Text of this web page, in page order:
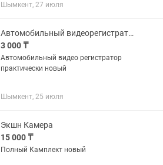
встал из кроватки ✔️ Успокаивающая
Шымкент, 27 июля
Автомобильный видеорегистратор
3 000 ₸
Автомобильный видео регистратор
практически новый
Шымкент, 25 июля
Экшн Камера
15 000 ₸
Полный Камплект новый